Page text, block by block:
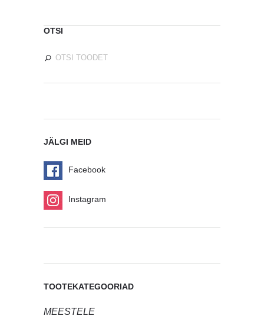
OTSI
JÄLGI MEID
Facebook
Instagram
TOOTEKATEGOORIAD
MEESTELE